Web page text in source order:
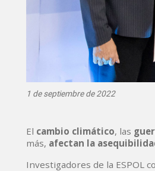
1 de septiembre de 2022
El cambio climático, las
más, afectan la
Investigadores de la ESPOL